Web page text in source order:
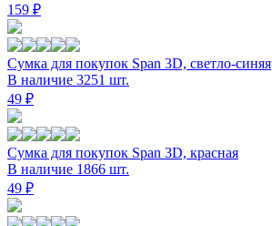
159 ₽
Сумка для покупок Span 3D, светло-синяя
В наличие 3251 шт.
49 ₽
Сумка для покупок Span 3D, красная
В наличие 1866 шт.
49 ₽